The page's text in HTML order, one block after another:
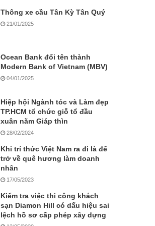
Thông xe cầu Tân Kỳ Tân Quý
21/01/2025
Ocean Bank đổi tên thành
Modern Bank of Vietnam (MBV)
04/01/2025
Hiệp hội Ngành tóc và Làm đẹp
TP.HCM tổ chức giỗ tổ đầu
xuân năm Giáp thìn
28/02/2024
Khi trí thức Việt Nam ra đi là để
trở về quê hương làm doanh
nhân
17/05/2023
Kiểm tra việc thi công khách
sạn Diamon Hill có dấu hiệu sai
lệch hồ sơ cấp phép xây dựng